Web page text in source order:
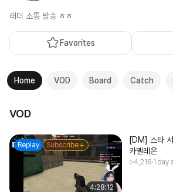
래더 소통 방송 ㅎㅎ
Favorites
Home VOD Board Catch
VOD
Replay Subscribe
4:28:12
[DM] 스타
카멜레온
4,216 1 day